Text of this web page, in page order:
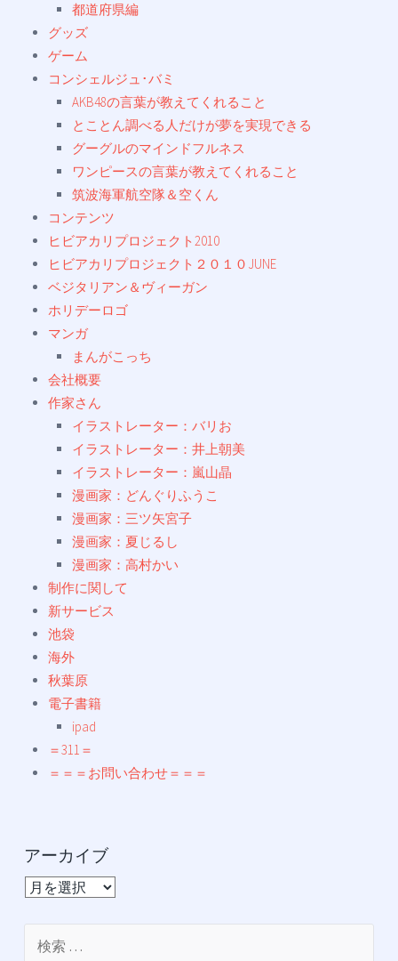
都道府県編
グッズ
ゲーム
コンシェルジュ･バミ
AKB48の言葉が教えてくれること
とことん調べる人だけが夢を実現できる
グーグルのマインドフルネス
ワンピースの言葉が教えてくれること
筑波海軍航空隊＆空くん
コンテンツ
ヒビアカリプロジェクト2010
ヒビアカリプロジェクト２０１０JUNE
ベジタリアン＆ヴィーガン
ホリデーロゴ
マンガ
まんがこっち
会社概要
作家さん
イラストレーター：バリお
イラストレーター：井上朝美
イラストレーター：嵐山晶
漫画家：どんぐりふうこ
漫画家：三ツ矢宮子
漫画家：夏じるし
漫画家：高村かい
制作に関して
新サービス
池袋
海外
秋葉原
電子書籍
ipad
＝311＝
＝＝＝お問い合わせ＝＝＝
アーカイブ
ア